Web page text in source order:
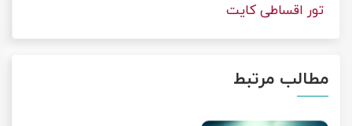
تور اقساطی کایت
مطالب مرتبط